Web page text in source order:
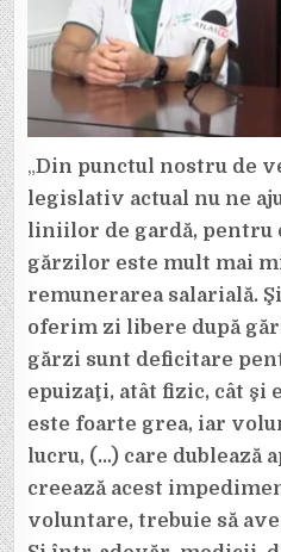
„Din punctul nostru de
legislativ actual nu ne
liniilor de gardă, pentru
gărzilor este mult mai
remunerarea salarială.
oferim zi libere după
gărzi sunt deficitare
epuizaţi, atât fizic, cât şi
este foarte grea, iar
lucru, (…) care dublează
creează acest
voluntare, trebuie să